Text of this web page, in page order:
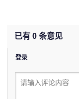
已有 0 条意见
登录